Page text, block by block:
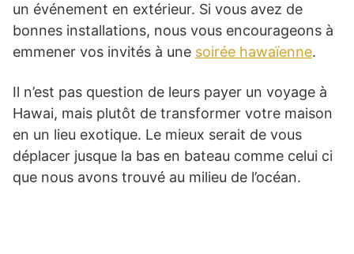
un événement en extérieur. Si vous avez de
bonnes installations, nous vous encourageons à
emmener vos invités à une soirée hawaïenne.
Il n’est pas question de leurs payer un voyage à
Hawai, mais plutôt de transformer votre maison
en un lieu exotique. Le mieux serait de vous
déplacer jusque la bas en bateau comme celui ci
que nous avons trouvé au milieu de l’océan.